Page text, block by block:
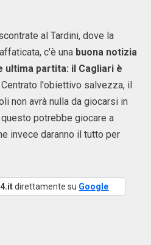
al Tardini, dove la
c'è una buona notizia
ultima partita: il Cagliari è
Centrato l'obiettivo salvezza, il
non avrà nulla da giocarsi in
potrebbe giocare a
invece daranno il tutto per
direttamente su Google